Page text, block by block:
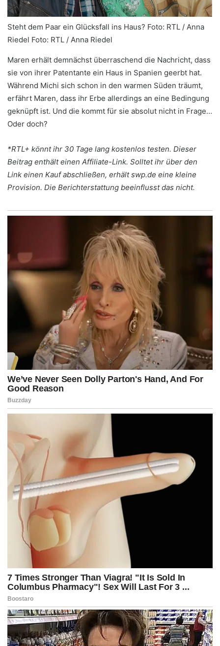
Steht dem Paar ein Glücksfall ins Haus? Foto: RTL / Anna
Riedel Foto: RTL / Anna Riedel
Maren erhält demnächst überraschend die Nachricht, dass
sie von ihrer Patentante ein Haus in Spanien geerbt hat.
Während Michi sich schon in den warmen Süden träumt,
erfährt Maren, dass ihr Erbe allerdings an eine Bedingung
geknüpft ist. Und die kommt für sie absolut nicht in Frage…
Oder doch?
*RTL+ könnt ihr 30 Tage lang kostenlos testen. Dieser
Beitrag enthält einen Affiliate-Link. Solltet ihr über den
Link einen Kauf abschließen, erhält swp.de eine kleine
Provision. Die Berichterstattung beeinflusst das nicht.